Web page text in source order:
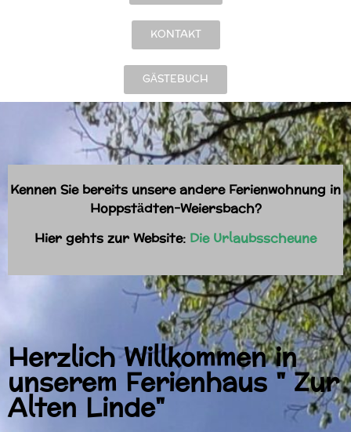
KONTAKT
GÄSTEBUCH
Kennen Sie bereits unsere andere Ferienwohnung in
Hoppstädten-Weiersbach?
Hier gehts zur Website: Die Urlaubsscheune
Herzlich Willkommen in
unserem Ferienhaus " Zur
Alten Linde"